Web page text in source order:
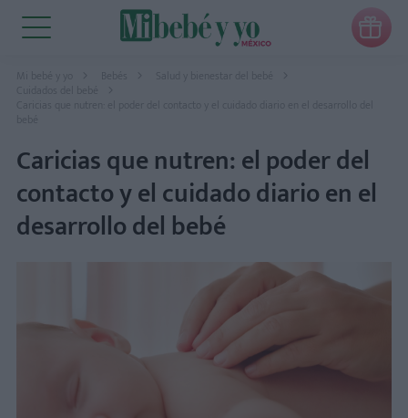

Mi bebé y yo Bebés
Salud y bienestar del bebé
Caricias que nutren: el poder del contacto y el cuidado diario en el desarrollo del
Caricias que nutren: el poder del
contacto y el cuidado diario en el
desarrollo del bebé